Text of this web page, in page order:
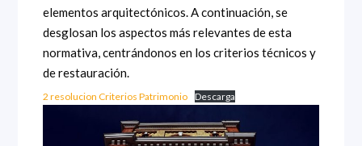
elementos arquitectónicos. A continuación, se
desglosan los aspectos más relevantes de esta
normativa, centrándonos en los criterios técnicos y
de restauración.
2 resolucion Criterios Patrimonio Descarga